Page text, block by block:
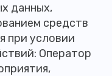
данных,
средств
при условии
Оператор